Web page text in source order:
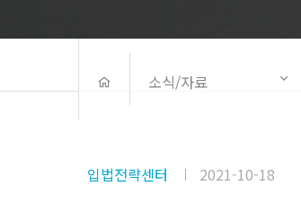
소식/자료
입법전략센터 2021-10-18